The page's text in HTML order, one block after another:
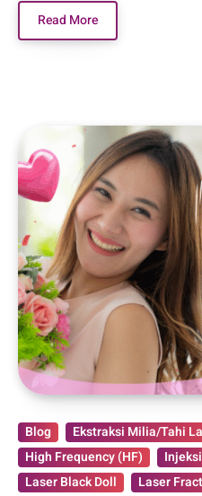
Read More
Blog Ekstraksi Milia/Tahi
High Frequency (HF)
Laser Black Doll
Laser